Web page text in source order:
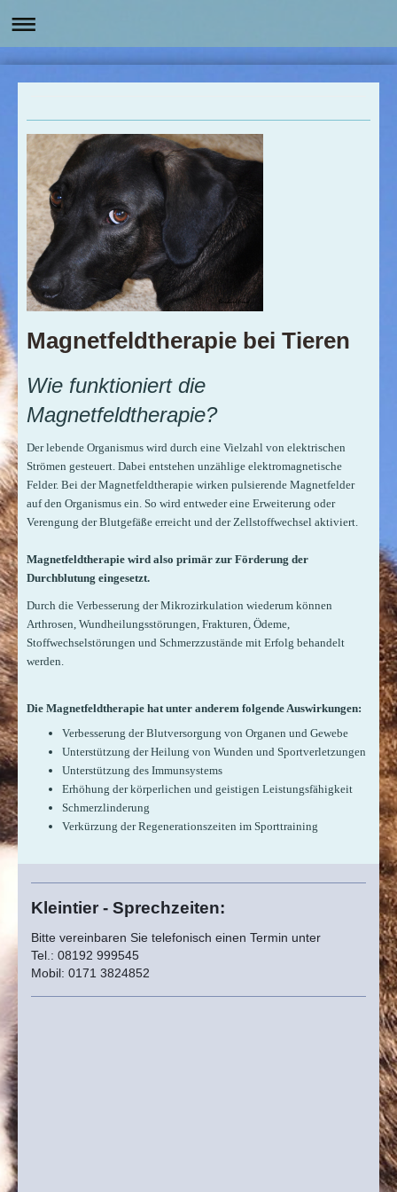
Magnetfeldtherapie bei Tieren
Wie funktioniert die
Magnetfeldtherapie?
Der lebende Organismus wird durch eine Vielzahl von elektrischen
Strömen gesteuert. Dabei entstehen unzählige elektromagnetische
Felder. Bei der Magnetfeldtherapie wirken pulsierende Magnetfelder
auf den Organismus ein. So wird entweder eine Erweiterung oder
Verengung der Blutgefäße erreicht und der Zellstoffwechsel aktiviert.
Magnetfeldtherapie wird also primär zur Förderung der
Durchblutung eingesetzt.
Durch die Verbesserung der Mikrozirkulation wiederum können
Arthrosen, Wundheilungsstörungen, Frakturen, Ödeme,
Stoffwechselstörungen und Schmerzzustände mit Erfolg behandelt
werden.
Die Magnetfeldtherapie hat unter anderem folgende Auswirkungen:
Verbesserung der Blutversorgung von Organen und Gewebe
Unterstützung der Heilung von Wunden und Sportverletzungen
Unterstützung des Immunsystems
Erhöhung der körperlichen und geistigen Leistungsfähigkeit
Schmerzlinderung
Verkürzung der Regenerationszeiten im Sporttraining
Kleintier - Sprechzeiten:
Bitte vereinbaren Sie telefonisch einen Termin unter
Tel.: 08192 999545
Mobil: 0171 3824852